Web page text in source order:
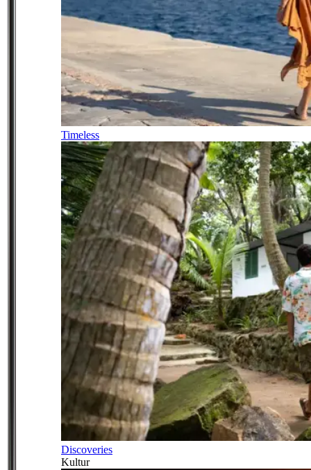
Timeless
Discoveries
Kultur